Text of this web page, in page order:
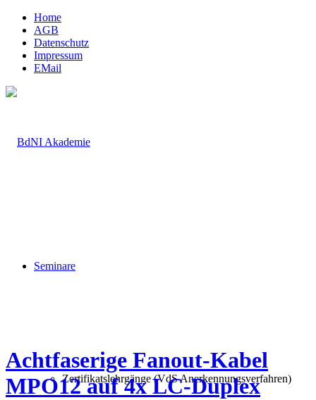
Home
AGB
Datenschutz
Impressum
EMail
Seminare
Zertifikatslehrgänge (VdS Anerkennungsverfahren)
Achtfaserige Fanout-Kabel
MPO12 auf 4x LC-Duplex